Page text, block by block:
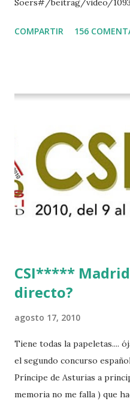
Soers#/beitrag/video/
COMPARTIR 156
CSI***** Madrid
directo?
agosto 17, 2010
Tiene todas la papeletas....
el segundo concurso
Príncipe de Asturias a
memoria no me falla ) que